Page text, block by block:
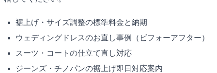
裾上げ・サイズ調整の標準料金と納期
ウェディングドレスのお直し事例（ビフォーアフター）
スーツ・コートの仕立て直し対応
ジーンズ・チノパンの裾上げ即日対応案内